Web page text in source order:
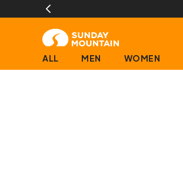
ALL MEN WOMEN